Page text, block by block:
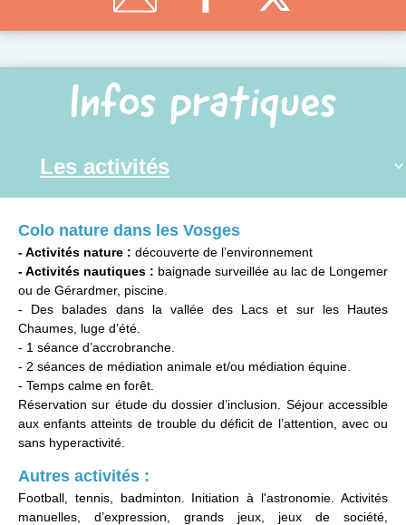
Infos pratiques
Colo nature dans les Vosges
- Activités nature : découverte de l’environnement
- Activités nautiques : baignade surveillée au lac de Longemer
ou de Gérardmer, piscine.
- Des balades dans la vallée des Lacs et sur les Hautes
Chaumes, luge d’été.
- 1 séance d’accrobranche.
- 2 séances de médiation animale et/ou médiation équine.
- Temps calme en forêt.
Réservation sur étude du dossier d’inclusion. Séjour accessible
aux enfants atteints de trouble du déficit de l’attention, avec ou
sans hyperactivité.
Autres activités :
Football, tennis, badminton. Initiation à l'astronomie. Activités
manuelles, d’expression, grands jeux, jeux de société,